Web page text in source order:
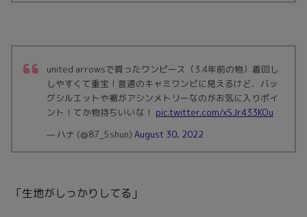
ユナイテッドアローズのジャケットを駅ビルのテナントで
定価で買った後にアウトレットで同じものが半額で売られ
てたのを目撃したことがあって、あれ以来アウトレットを
上手く使いこなしたい欲に目覚めた。掘り出し物が見つか
ると楽しいよね
— 枝豆 (@chemistyage)September 9, 2022